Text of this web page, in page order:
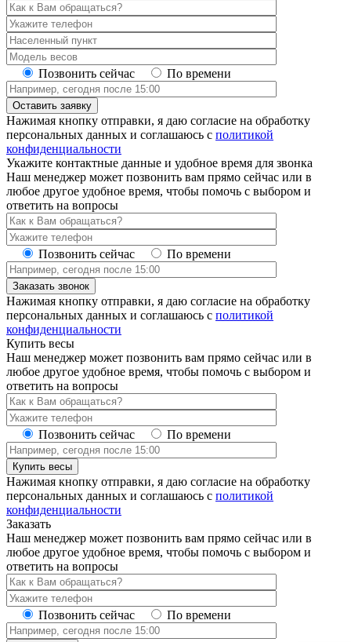
Позвонить сейчас По времени
Оставить заявку
Нажимая кнопку отправки, я даю согласие на обработку
персональных данных и соглашаюсь с политикой
конфиденциальности
Укажите контактные данные и удобное время для звонка
Наш менеджер может позвонить вам прямо сейчас или в
любое другое удобное время, чтобы помочь с выбором и
ответить на вопросы
Позвонить сейчас По времени
Заказать звонок
Нажимая кнопку отправки, я даю согласие на обработку
персональных данных и соглашаюсь с политикой
конфиденциальности
Купить весы
Наш менеджер может позвонить вам прямо сейчас или в
любое другое удобное время, чтобы помочь с выбором и
ответить на вопросы
Позвонить сейчас По времени
Купить весы
Нажимая кнопку отправки, я даю согласие на обработку
персональных данных и соглашаюсь с политикой
конфиденциальности
Заказать
Наш менеджер может позвонить вам прямо сейчас или в
любое другое удобное время, чтобы помочь с выбором и
ответить на вопросы
Позвонить сейчас По времени